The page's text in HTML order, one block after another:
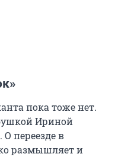
пока тоже нет.
Ириной
переезде в
размышляет и